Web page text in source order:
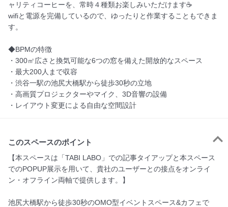
ャリティコーヒーを、常時４種類お楽しみいただけます☕
wifiと電源を完備しているので、ゆったりと作業することもできま
す。
◆BPMの特徴
・300㎡広さと換気可能な6つの窓を備えた開放的なスペース
・最大200人まで収容
・渋谷一駅の池尻大橋駅から徒歩30秒の立地
・高画質プロジェクターやマイク、3D音響の設備
・レイアウト変更による自由な空間設計
このスペースのポイント
【本スペースは「TABI LABO」での記事タイアップと本スペース
でのPOPUP展示を用いて、貴社のユーザーとの接点をオンライ
ン・オフライン両軸で提供します。】
池尻大橋駅から徒歩30秒のOMO型イベントスペース&カフェで